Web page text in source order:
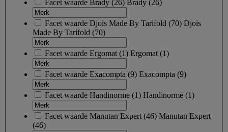
Facet waarde Brady (26) Brady (26)
Facet waarde Djois Made By Tarifold (70) Djois
Made By Tarifold (70)
Facet waarde Ergomat(1) Ergomat(1)
Facet waarde Exacompta (9) Exacompta (9)
Facet waarde Handinorme (1) Handinorme (1)
Facet waarde Manutan Expert(46) Manutan Expert
(46)